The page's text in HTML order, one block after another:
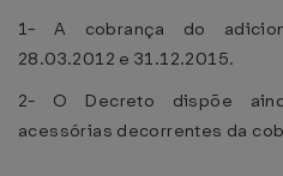
1- A cobrança do
28.03.2012 e 31.12.2015.
2- O Decreto dispõe
acessórias decorrentes da